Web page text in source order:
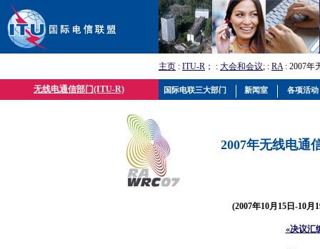
主页 : ITU-R ； : 大会和会议; : RA: 2007年
无线电通信部门(ITU-R)
2007年无线电通
(2007年10月15日-10月
«决议汇
国际电联三大部门 新闻室 各项活动